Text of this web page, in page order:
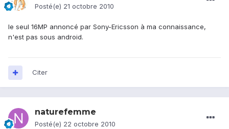
Posté(e) 21 octobre 2010
le seul 16MP annoncé par Sony-Ericsson à ma connaissance,
n'est pas sous android.
Citer
naturefemme
Posté(e) 22 octobre 2010